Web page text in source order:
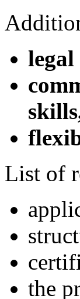
legal
List of
the